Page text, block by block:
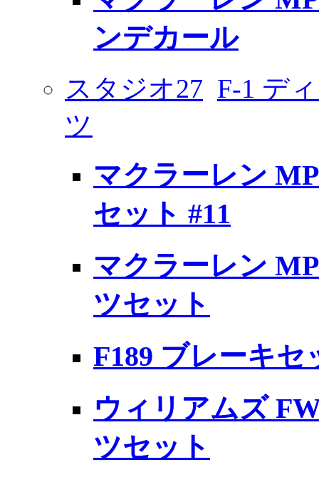
ンデカール
スタジオ27 F-1 デ
ツ
マクラーレン
セット #11
マクラーレン
ツセット
F189 ブレーキセ
ウィリアムズ
ツセット